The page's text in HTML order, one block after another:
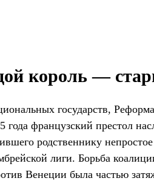
король —
государств,
года французский престол
родственнику
лиги. Борьба
Венеции была частью